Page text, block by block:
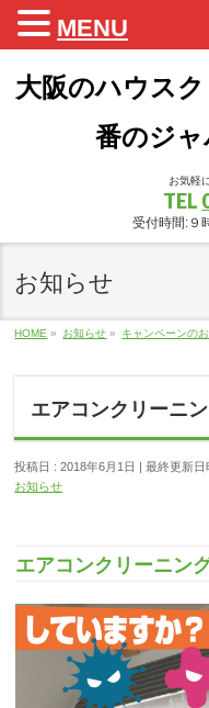
大阪のハウス
番のジ
お気軽
TEL
受付時間:９
お知らせ
HOME » お知らせ » キャンペーンの
エアコンクリーニ
投稿日 : 2018年6月1日 最終更新日
お知らせ
エアコンクリーニン
MENU